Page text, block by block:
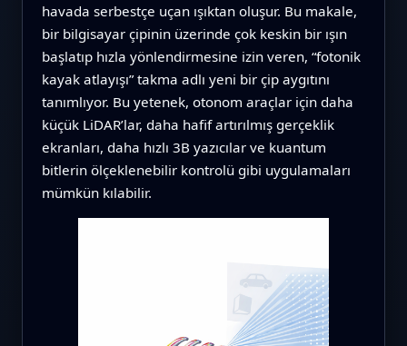
havada serbestçe uçan ışıktan oluşur. Bu makale,
bir bilgisayar çipinin üzerinde çok keskin bir ışın
başlatıp hızla yönlendirmesine izin veren, “fotonik
kayak atlayışı” takma adlı yeni bir çip aygıtını
tanımlıyor. Bu yetenek, otonom araçlar için daha
küçük LiDAR’lar, daha hafif artırılmış gerçeklik
ekranları, daha hızlı 3B yazıcılar ve kuantum
bitlerin ölçeklenebilir kontrolü gibi uygulamaları
mümkün kılabilir.